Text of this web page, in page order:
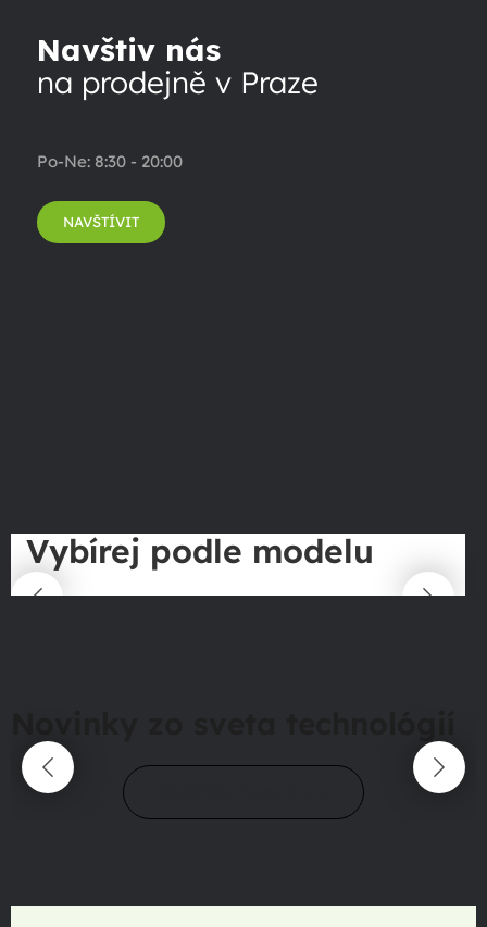
Navštiv nás
na prodejně v Praze
Po-Ne: 8:30 - 20:00
NAVŠTÍVIT
Vybírej podle modelu